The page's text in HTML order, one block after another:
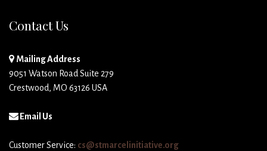
Contact Us
Mailing Address
9051 Watson Road Suite 279
Crestwood, MO 63126 USA
Email Us
Customer Service: cs@stmarcelinitiative.org